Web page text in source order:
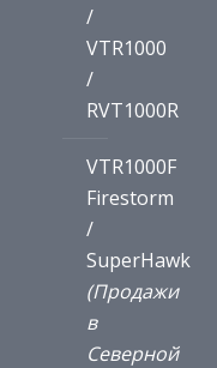
/
VTR1000
/
RVT1000R
VTR1000F
Firestorm
/
SuperHawk
(Продажи
в
Северной